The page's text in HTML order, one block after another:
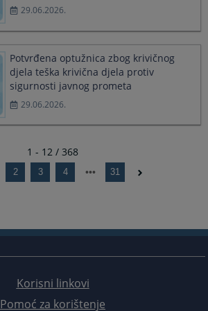
29.06.2026.
Potvrđena optužnica zbog krivičnog
djela teška krivična djela protiv
sigurnosti javnog prometa
29.06.2026.
1 - 12 / 368
2 3 4 31
Korisni linkovi
Pomoć za korištenje